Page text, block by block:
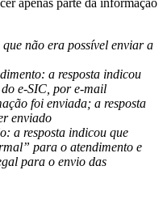
apenas parte da informação
não era possível enviar a
a resposta indicou
e-SIC, por e-mail
foi enviada; a resposta
enviado
a resposta indicou que
para o atendimento e
para o envio das